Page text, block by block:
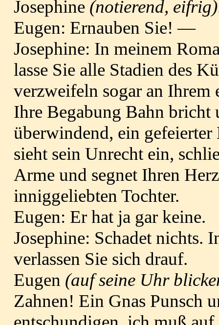
Josephine (notierend,
Eugen: Ernauben Sie! —
Josephine: In meinem
lasse Sie alle Stadien des
verzweifeln sogar an Ihrem
Ihre Begabung Bahn bricht
überwindend, ein
sieht sein Unrecht ein,
Arme und segnet Ihren
inniggeliebten Tochter.
Eugen: Er hat ja gar keine.
Josephine: Schadet nichts.
verlassen Sie sich drauf.
Eugen (auf seine Uhr
Zahnen! Ein Gnas Punsch